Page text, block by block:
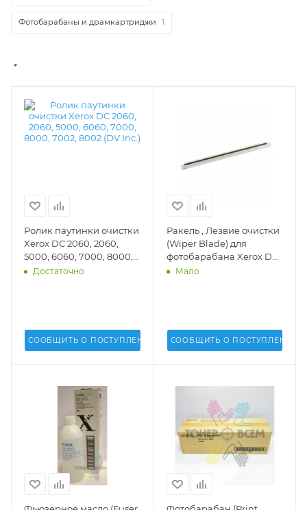
Фотобарабаны и драмкартриджи 1
Ролик паутинки очистки
Xerox DC 2060, 2060,
5000, 6060, 7000, 8000,
7002, 8002 (DV Inc.) - DV-
Достаточно
СООБЩИТЬ О ПОСТУПЛЕНИИ
Ракель , Лезвие очистки
(Wiper Blade) для
фотобарабана Xerox DC
2060, 6060 (DV Inc.) -
Мало
СООБЩИТЬ О ПОСТУПЛЕНИИ